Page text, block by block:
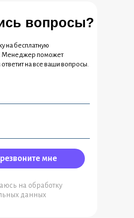
мне
на обработку
данных
вопросы?
на бесплатную
Менеджер поможет
ответит на все ваши вопросы.